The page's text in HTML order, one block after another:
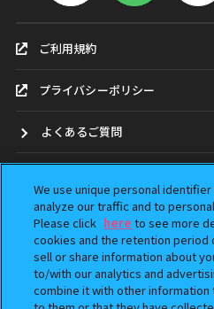
ご利用規約
プライバシーポリシー
よくあるご質問
ガシャポンどこ？
アンケート
ウェブアクセシビリティ方針
We use unique personal
analyze our traffic and to
Please click here to see more
cookies and the retention period
sell or share information about
to/with our analytics and
combine it with other information